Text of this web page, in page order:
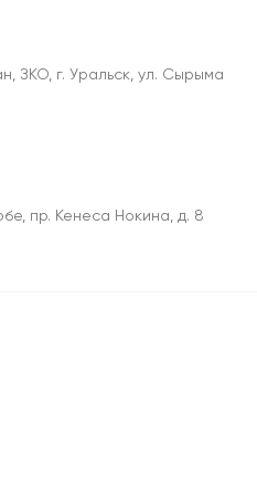
ЗКО, г. Уральск, ул. Сырыма
пр. Кенеса Нокина, д. 8